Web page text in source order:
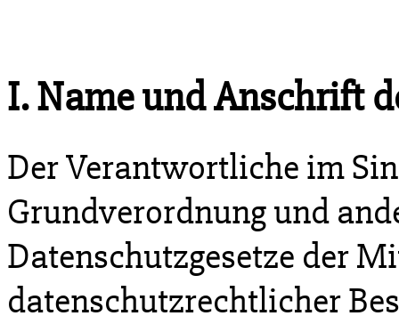
I. Name und Anschrift
Der Verantwortliche im
Grundverordnung und
Datenschutzgesetze der
datenschutzrechtlicher